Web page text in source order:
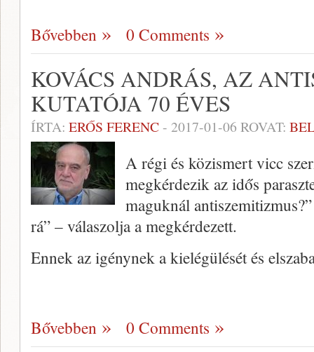
Bővebben 0 Comments
KOVÁCS ANDRÁS, AZ
KUTATÓJA 70 ÉVES
ÍRTA: ERŐS FERENC- 2017-01-06 ROVAT:
A régi és közismert vicc
megkérdezik az idős
maguknál
rá” – válaszolja a megkérdezett.
Ennek az igénynek a kielégülését és
Bővebben 0 Comments